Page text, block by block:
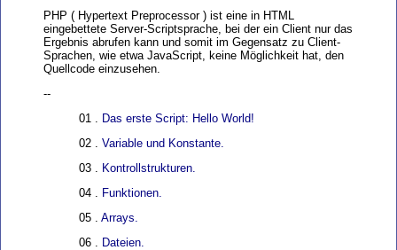
PHP ( Hypertext Preprocessor ) ist eine in HTML
eingebettete Server-Scriptsprache, bei der ein Client nur das
Ergebnis abrufen kann und somit im Gegensatz zu Client-
Sprachen, wie etwa JavaScript, keine Möglichkeit hat, den
Quellcode einzusehen.
--
01 . Das erste Script: Hello World!
02 . Variable und Konstante.
03 . Kontrollstrukturen.
04 . Funktionen.
05 . Arrays.
06 . Dateien.